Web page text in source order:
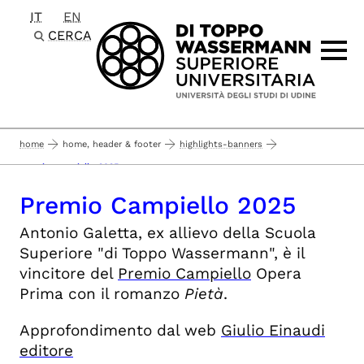
Passa al contenuto principale
IT
EN
CERCA
home home, header & footer highlights-banners
premio campiello 2025
Premio Campiello 2025
Antonio Galetta, ex allievo della Scuola
Superiore "di Toppo Wassermann", è il
vincitore del Premio Campiello Opera
Prima con il romanzo Pietà.
Approfondimento dal web Giulio Einaudi
editore